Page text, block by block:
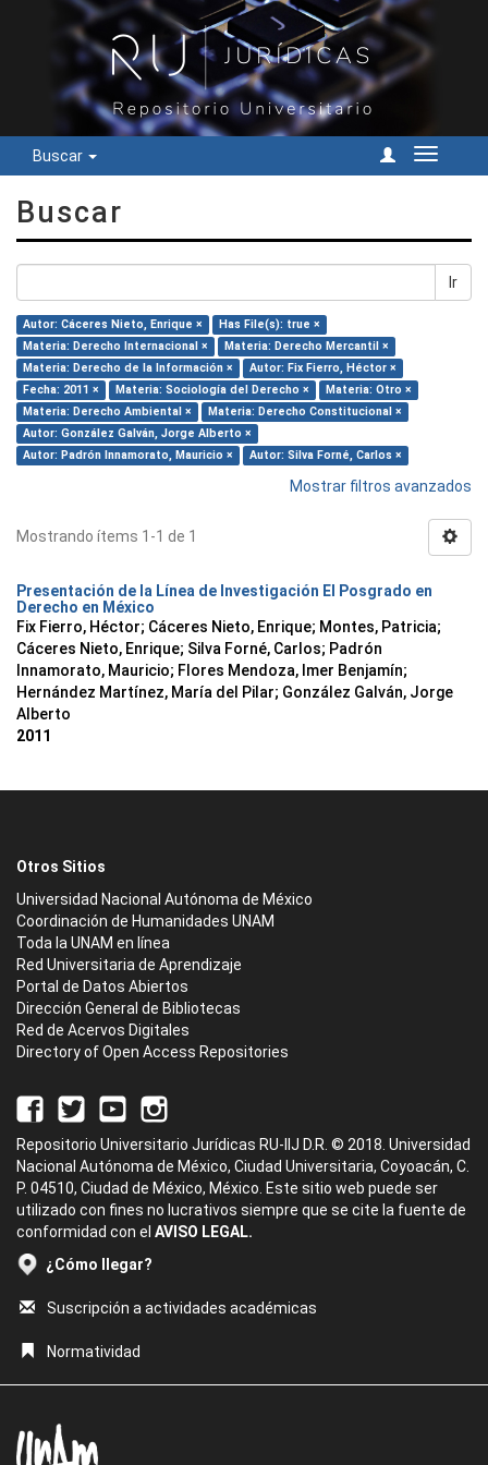
Buscar
Cambiar
Buscar
Ir
Autor: Cáceres Nieto, Enrique ×
Has File(s): true ×
Materia: Derecho Internacional ×
Materia: Derecho Mercantil ×
Materia: Derecho de la Información ×
Autor: Fix Fierro, Héctor ×
Fecha: 2011 ×
Materia: Sociología del Derecho ×
Materia: Otro ×
Materia: Derecho Ambiental ×
Materia: Derecho Constitucional ×
Autor: González Galván, Jorge Alberto ×
Autor: Padrón Innamorato, Mauricio ×
Autor: Silva Forné, Carlos ×
Mostrar filtros avanzados
Mostrando ítems 1-1 de 1
Presentación de la Línea de Investigación El Posgrado en
Derecho en México
Fix Fierro, Héctor; Cáceres Nieto, Enrique; Montes, Patricia;
Cáceres Nieto, Enrique; Silva Forné, Carlos; Padrón
Innamorato, Mauricio; Flores Mendoza, Imer Benjamín;
Hernández Martínez, María del Pilar; González Galván, Jorge
Alberto
2011
Otros Sitios
Universidad Nacional Autónoma de México
Coordinación de Humanidades UNAM
Toda la UNAM en línea
Red Universitaria de Aprendizaje
Portal de Datos Abiertos
Dirección General de Bibliotecas
Red de Acervos Digitales
Directory of Open Access Repositories
Repositorio Universitario Jurídicas RU-IIJ D.R. © 2018. Universidad
Nacional Autónoma de México, Ciudad Universitaria, Coyoacán, C.
P. 04510, Ciudad de México, México. Este sitio web puede ser
utilizado con fines no lucrativos siempre que se cite la fuente de
conformidad con el AVISO LEGAL.
¿Cómo llegar?
Suscripción a actividades académicas
Normatividad